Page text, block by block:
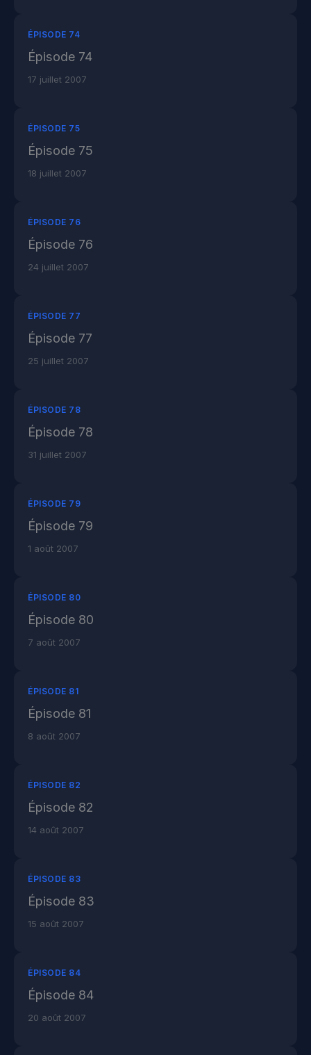
ÉPISODE 74
Épisode 74
17 juillet 2007
ÉPISODE 75
Épisode 75
18 juillet 2007
ÉPISODE 76
Épisode 76
24 juillet 2007
ÉPISODE 77
Épisode 77
25 juillet 2007
ÉPISODE 78
Épisode 78
31 juillet 2007
ÉPISODE 79
Épisode 79
1 août 2007
ÉPISODE 80
Épisode 80
7 août 2007
ÉPISODE 81
Épisode 81
8 août 2007
ÉPISODE 82
Épisode 82
14 août 2007
ÉPISODE 83
Épisode 83
15 août 2007
ÉPISODE 84
Épisode 84
20 août 2007